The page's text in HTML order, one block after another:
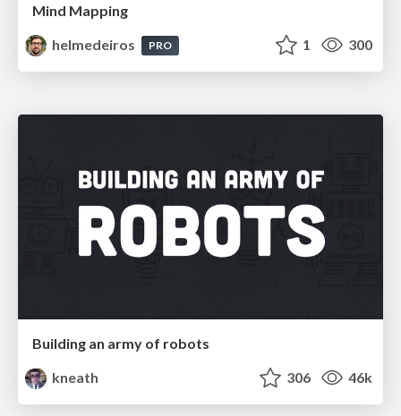
Mind Mapping
helmedeiros
PRO 1 300
Building an army of robots
kneath
306 46k